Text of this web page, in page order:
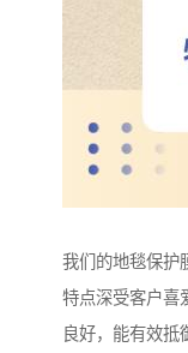
我们的地毯保护
特点深受客户喜
良好，能有效抵